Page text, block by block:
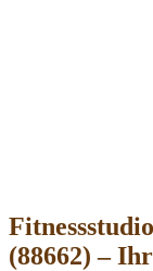
(88662) –